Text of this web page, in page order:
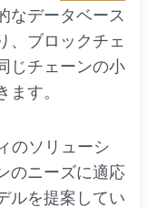
なデータベース
、ブロックチェ
じチェーンの小
す。
のソリューシ
のニーズに適応
ルを提案してい